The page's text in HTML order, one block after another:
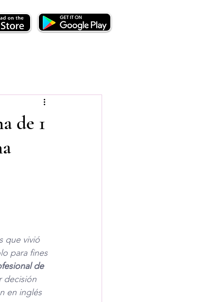
de 1
que vivió
para fines
de
decisión
en inglés